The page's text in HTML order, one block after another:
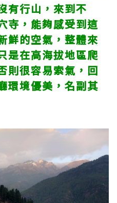
有行山，來到不
寺，能夠感受到這
鮮的空氣，整體來
是在高海拔地區爬
則很容易索氣，回
環境優美，名副其